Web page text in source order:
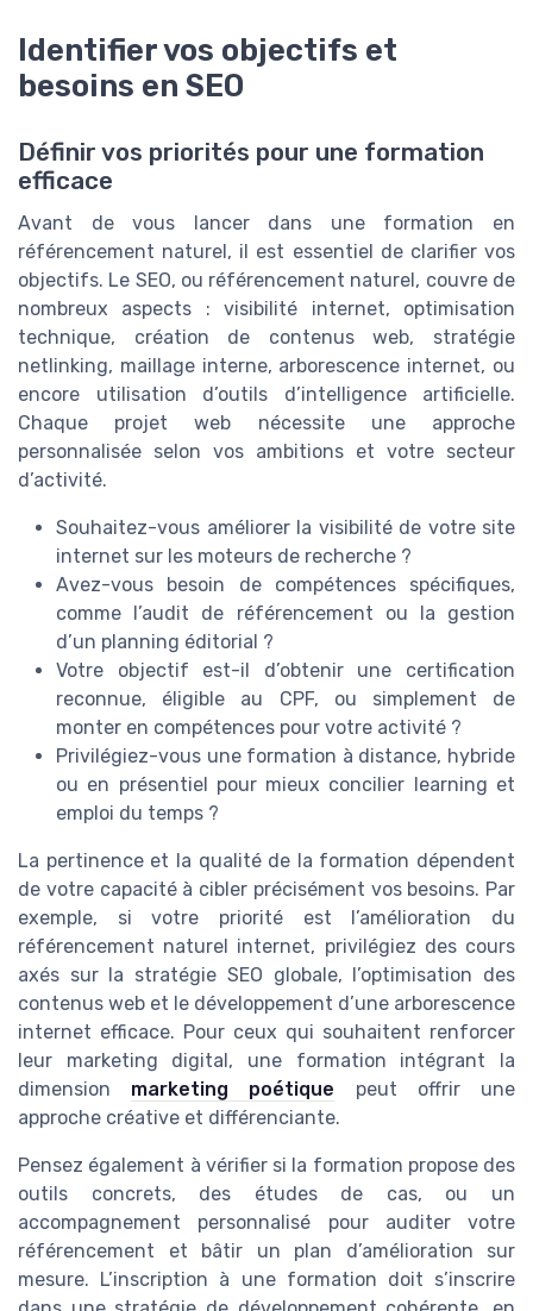
Identifier vos objectifs et
besoins en SEO
Définir vos priorités pour une formation
efficace
Avant de vous lancer dans une formation en
référencement naturel, il est essentiel de clarifier vos
objectifs. Le SEO, ou référencement naturel, couvre de
nombreux aspects : visibilité internet, optimisation
technique, création de contenus web, stratégie
netlinking, maillage interne, arborescence internet, ou
encore utilisation d’outils d’intelligence artificielle.
Chaque projet web nécessite une approche
personnalisée selon vos ambitions et votre secteur
d’activité.
Souhaitez-vous améliorer la visibilité de votre site
internet sur les moteurs de recherche ?
Avez-vous besoin de compétences spécifiques,
comme l’audit de référencement ou la gestion
d’un planning éditorial ?
Votre objectif est-il d’obtenir une certification
reconnue, éligible au CPF, ou simplement de
monter en compétences pour votre activité ?
Privilégiez-vous une formation à distance, hybride
ou en présentiel pour mieux concilier learning et
emploi du temps ?
La pertinence et la qualité de la formation dépendent
de votre capacité à cibler précisément vos besoins. Par
exemple, si votre priorité est l’amélioration du
référencement naturel internet, privilégiez des cours
axés sur la stratégie SEO globale, l’optimisation des
contenus web et le développement d’une arborescence
internet efficace. Pour ceux qui souhaitent renforcer
leur marketing digital, une formation intégrant la
dimension marketing poétique peut offrir une
approche créative et différenciante.
Pensez également à vérifier si la formation propose des
outils concrets, des études de cas, ou un
accompagnement personnalisé pour auditer votre
référencement et bâtir un plan d’amélioration sur
mesure. L’inscription à une formation doit s’inscrire